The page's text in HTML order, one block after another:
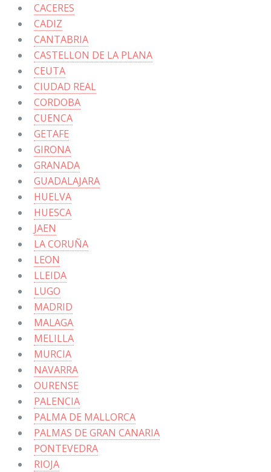
CACERES
CADIZ
CANTABRIA
CASTELLON DE LA PLANA
CEUTA
CIUDAD REAL
CORDOBA
CUENCA
GETAFE
GIRONA
GRANADA
GUADALAJARA
HUELVA
HUESCA
JAEN
LA CORUÑA
LEON
LLEIDA
LUGO
MADRID
MALAGA
MELILLA
MURCIA
NAVARRA
OURENSE
PALENCIA
PALMA DE MALLORCA
PALMAS DE GRAN CANARIA
PONTEVEDRA
RIOJA